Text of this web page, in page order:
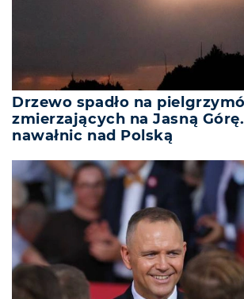
Drzewo spadło na
zmierzających na Jasną
nawałnic nad Polską